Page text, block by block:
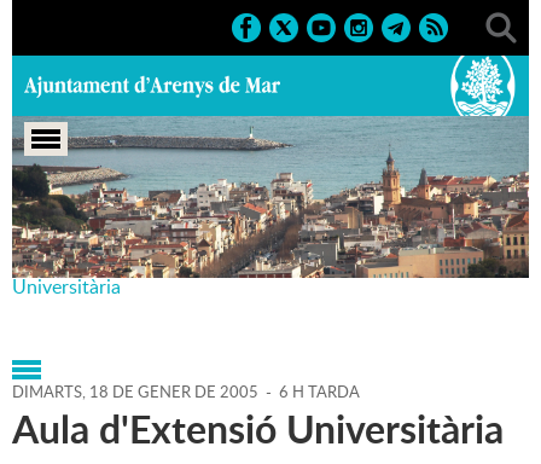
Portada > Agenda > 18-01-
2005 > Marcs > Culturals > 2005 > Aula d'Extensió
Universitària
DIMARTS, 18 DE GENER DE 2005 - 6 H TARDA
Aula d'Extensió Universitària